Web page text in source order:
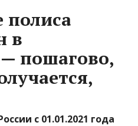
в
— пошагово,
с 01.01.2021 года